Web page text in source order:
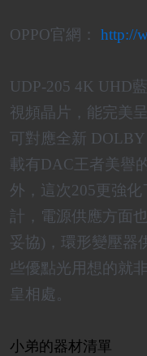
OPPO官網： http://
UDP-205 4K UHD
視頻晶片，能完美
可對應全新
載有DAC王者美譽
外，這次205更強
計，電源供應方面
妥協)，環形變壓器
些優點光用想的就
皇相處。
小弟的器材清單